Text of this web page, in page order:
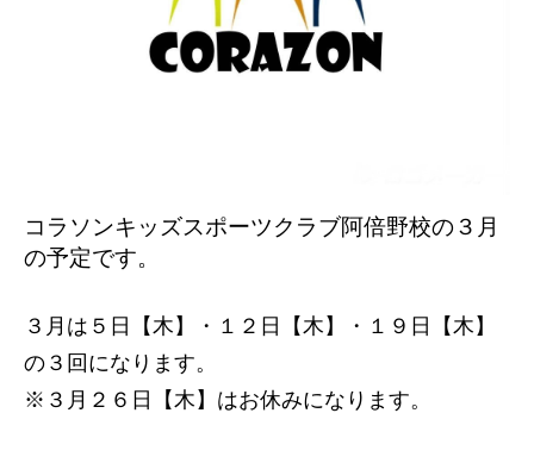
コラソンキッズスポーツクラブ阿倍野校の３ 月
の予定です。
３月は５日【木】・１２ 日【木】・１９日【木】
の３回になります。
※３月２６日【木】はお休みになります。